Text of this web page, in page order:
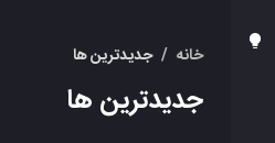
خانه / جدیدترین ها
جدیدترین ها